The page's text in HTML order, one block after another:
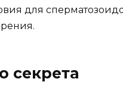
для
секрета